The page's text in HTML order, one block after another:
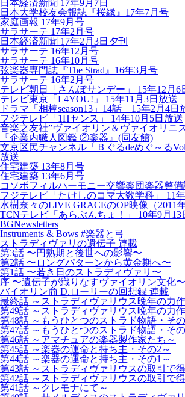
日本経済新聞 17年9月7日
日本大学校友会報誌『桜縁』17年7月号
家庭画報 17年9月号
サラサーテ 17年2月号
日本経済新聞 17年2月3日夕刊
サラサーテ 16年12月号
サラサーテ 16年10月号
弦楽器専門誌『The Strad』16年3月号
サラサーテ 16年2月号
テレビ朝日「さんぽサンデー」 15年12月6
テレビ東京「L4YOU!」 15年11月3日放送
ドラマ「相棒season13」14話 15年2月4日
フジテレビ「1Hセンス」 14年10月5日放送
音楽之友社”ヴァイオリン＆ヴァイオリニ
『企業内職人図鑑 ②楽器』(同友館)
文京区民チャンネル「Ｂぐるdeめぐ～る
放送
住宅建築 13年8月号
住宅建築 13年6月号
コソボフィルハーモニー交響楽団楽器整
フジテレビ「たけしのコマ大数学科」 11
水樹奈々のLIVE GRACEのOP映像（2011年
TCNテレビ「あらぶんちょ！」 10年9月13
BGNewsletters
Instruments & Bows #楽器と弓
ストラディヴァリの遺伝子 連載
第3話 〜円熟期と後世への影響〜
第2話 〜ロングパターンから黄金期へ〜
第1話 〜若き日のストラディヴァリ〜
序 〜遺伝子が織りなすヴァイオリン文化〜
バイオリン商 D.ローリーの回想録 連載
最終話 ～ストラディヴァリウス晩年の力
第49話 ～ストラディヴァリウス晩年の力
第48話 ～もうひとつのストラド物語・そ
第47話 ～もうひとつのストラド物語・そ
第46話 ～アマチュアの楽器製作家たち～
第45話 ～楽器の運命と持ち主・その2～
第44話 ～楽器の運命と持ち主・その1～
第43話 ～ストラディヴァリウスの取引で
第42話 ～ストラディヴァリウスの取引で
第41話 ～クレモナにて～